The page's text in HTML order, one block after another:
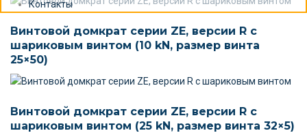
Контакты
Винтовой домкрат серии ZE, версии R c
шариковым винтом (10 kN, размер винта
25×50)
Винтовой домкрат серии ZE, версии R c
шариковым винтом (25 kN, размер винта 32×5)